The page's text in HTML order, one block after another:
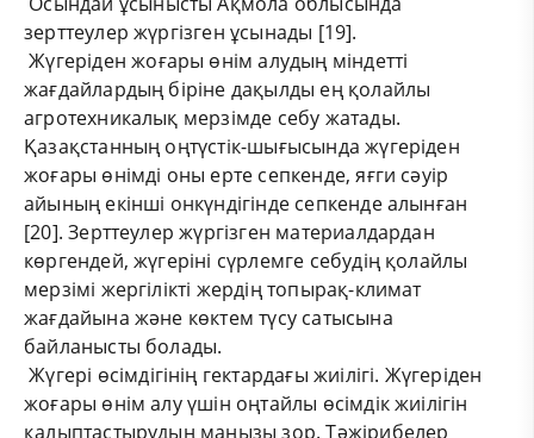
зерттеулер жүргізген ұсынады [19].
Жүгеріден жоғары өнім алудың міндетті
жағдайлардың біріне дақылды ең қолайлы
агротехникалық мерзімде себу жатады.
Қазақстанның оңтүстік-шығысында жүгеріден
жоғары өнімді оны ерте сепкенде, яғги сәуір
айының екінші онкүндігінде сепкенде алынған
[20]. Зерттеулер жүргізген материалдардан
көргендей, жүгеріні сүрлемге себудің қолайлы
мерзімі жергілікті жердің топырақ-климат
жағдайына және көктем түсу сатысына
байланысты болады.
Жүгері өсімдігінің гектардағы жиілігі. Жүгеріден
жоғары өнім алу үшін оңтайлы өсімдік жиілігін
қалыптастырудың маңызы зор. Тәжірибелер